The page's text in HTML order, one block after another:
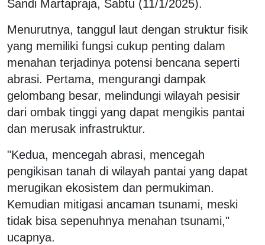
Sandi Martapraja, Sabtu (11/1/2025).
Menurutnya, tanggul laut dengan struktur fisik
yang memiliki fungsi cukup penting dalam
menahan terjadinya potensi bencana seperti
abrasi. Pertama, mengurangi dampak
gelombang besar, melindungi wilayah pesisir
dari ombak tinggi yang dapat mengikis pantai
dan merusak infrastruktur.
"Kedua, mencegah abrasi, mencegah
pengikisan tanah di wilayah pantai yang dapat
merugikan ekosistem dan permukiman.
Kemudian mitigasi ancaman tsunami, meski
tidak bisa sepenuhnya menahan tsunami,"
ucapnya.